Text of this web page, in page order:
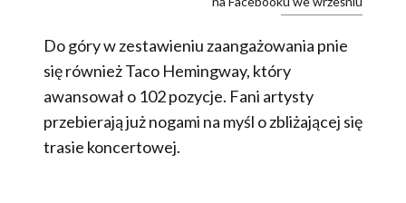
Do góry w zestawieniu zaangażowania pnie
się również Taco Hemingway, który
awansował o 102 pozycje. Fani artysty
przebierają już nogami na myśl o zbliżającej się
trasie koncertowej.